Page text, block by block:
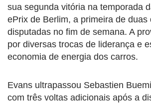
sua segunda vitória na temporada
ePrix de Berlim, a primeira de duas
disputadas no fim de semana. A
por diversas trocas de liderança e
economia de energia dos carros.
Evans ultrapassou Sebastien
com três voltas adicionais após a